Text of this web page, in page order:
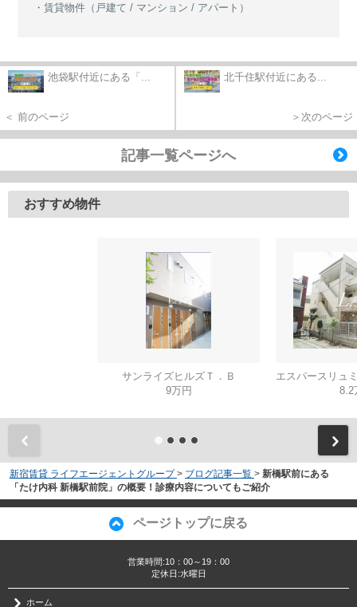
・賃貸物件（戸建て / マンション / アパート）
池袋駅付近にある「...
＜ 前のページ
北千住駅付近にある...
＞次のページ
記事一覧ページへ
おすすめ物件
サンライズヒルズＴ．Ｂ
9万円
8.2
新宿賃貸 ライフエージェントグループ > ブログ記事一覧 > 新橋駅前にある
「たけ内科 新橋駅前院」の概要！診療内容についてもご紹介
ページトップに戻る
営業時間:10：00～19：00
定休日:水曜日
ホーム